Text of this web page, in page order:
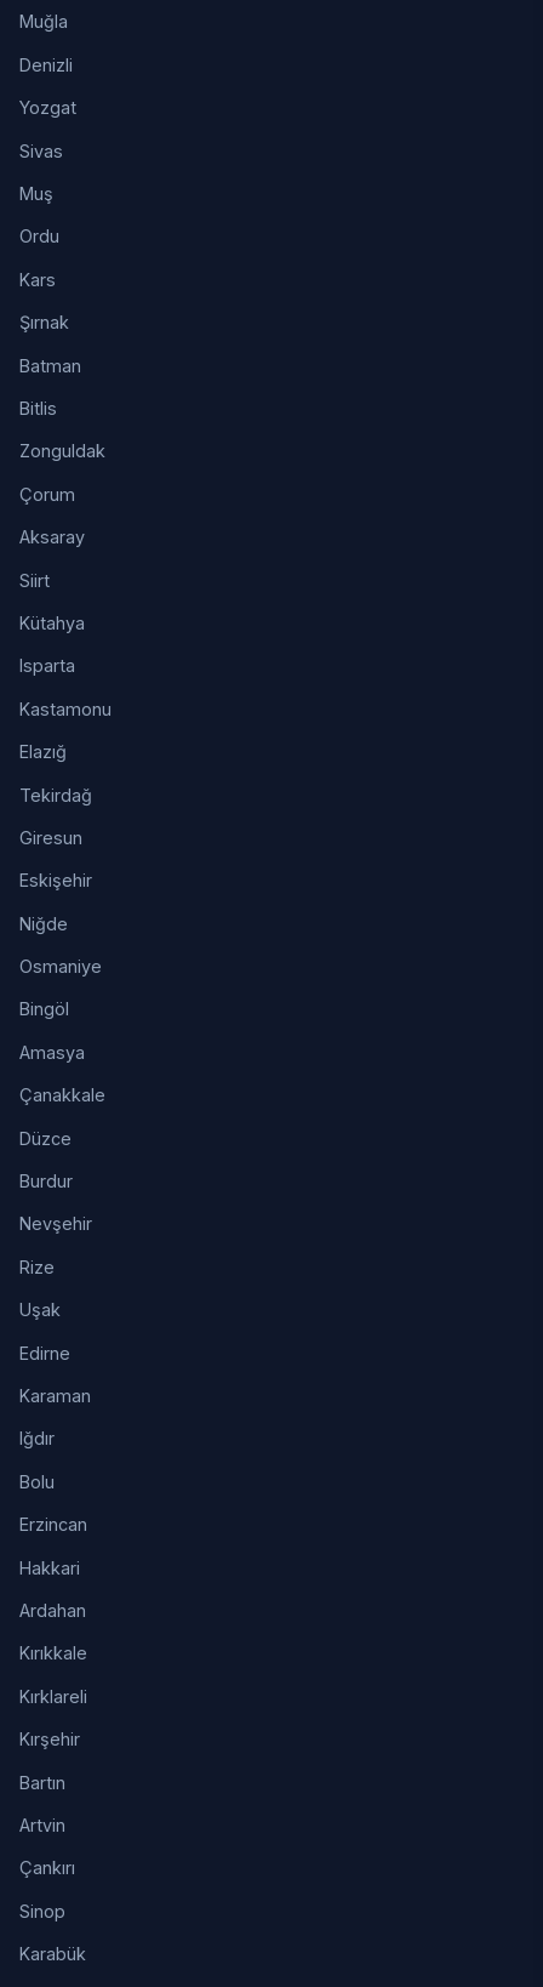
Muğla
Denizli
Yozgat
Sivas
Muş
Ordu
Kars
Şırnak
Batman
Bitlis
Zonguldak
Çorum
Aksaray
Siirt
Kütahya
Isparta
Kastamonu
Elazığ
Tekirdağ
Giresun
Eskişehir
Niğde
Osmaniye
Bingöl
Amasya
Çanakkale
Düzce
Burdur
Nevşehir
Rize
Uşak
Edirne
Karaman
Iğdır
Bolu
Erzincan
Hakkari
Ardahan
Kırıkkale
Kırklareli
Kırşehir
Bartın
Artvin
Çankırı
Sinop
Karabük